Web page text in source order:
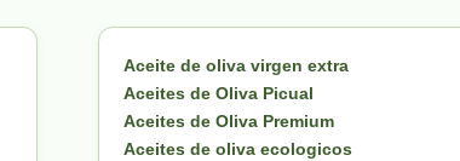
Aceite de oliva virgen extra
Aceites de Oliva Picual
Aceites de Oliva Premium
Aceites de oliva ecologicos